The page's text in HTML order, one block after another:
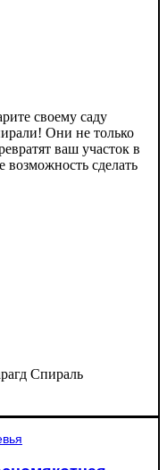
своему саду
Они не только
ваш участок в
сделать
Спираль